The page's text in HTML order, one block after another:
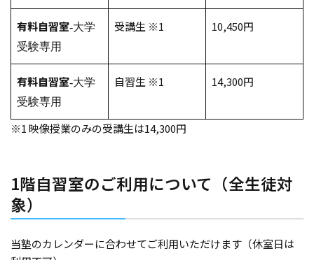
有料自習室-大学
受験専用
受講生 ※1 10,450円
有料自習室-大学
受験専用
自習生 ※1 14,300円
※1 映像授業のみの受講生は14,300円
1階自習室のご利用について（全生徒対
象）
当塾のカレンダーに合わせてご利用いただけます（休室日は